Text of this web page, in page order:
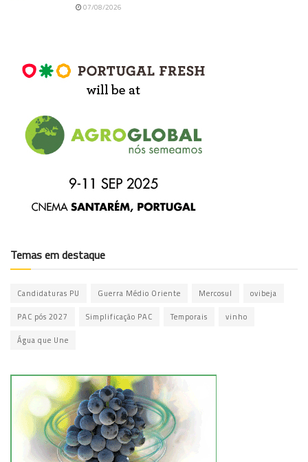
07/08/2026
Temas em destaque
Candidaturas PU Guerra Médio Oriente Mercosul ovibeja
PAC pós 2027 Simplificação PAC Temporais vinho
Água que Une